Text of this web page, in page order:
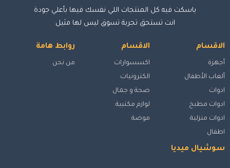
باسكت فيه كل المنتجات اللي نفسك فيها بأعلي جودة
انت تستحق تجربة تسوق ليس لها مثيل
الاقسام
أجهزة
ألعاب الأطفال
ادوات
ادوات مطبخ
ادوات منزلية
اطفال
الاقسام
اكسسوارات
الكترونيات
صحة و جمال
لوازم مكتبية
موضة
روابط هامة
من نحن
سوشيال ميديا